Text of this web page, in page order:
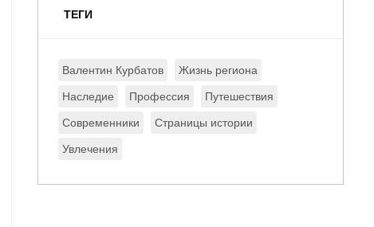
ТЕГИ
Валентин Курбатов Жизнь региона
Наследие Профессия Путешествия
Современники Страницы истории
Увлечения